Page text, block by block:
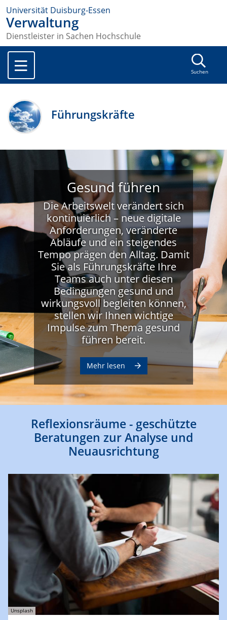
Universität Duisburg-Essen
Verwaltung
Dienstleister in Sachen Hochschule
Suchen
Führungskräfte
Gesund führen
Die Arbeitswelt verändert sich
kontinuierlich – neue digitale
Anforderungen, veränderte
Abläufe und ein steigendes
Tempo prägen den Alltag. Damit
Sie als Führungskräfte Ihre
Teams auch unter diesen
Bedingungen gesund und
wirkungsvoll begleiten können,
stellen wir Ihnen wichtige
Impulse zum Thema gesund
führen bereit.
Mehr lesen
Reflexionsräume - geschützte
Beratungen zur Analyse und
Neuausrichtung
Unsplash